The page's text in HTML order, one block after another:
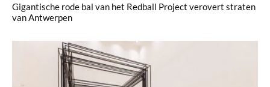
Gigantische rode bal van het Redball Project verovert straten
van Antwerpen